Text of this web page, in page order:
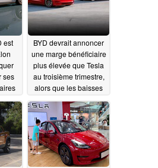
est
ses
de
BYD devrait annoncer
une marge bénéficiaire
plus élevée que Tesla
au troisième trimestre,
alors que les baisses
de prix des modèles 3
et Y pèsent sur les
bénéfices10/19/2023